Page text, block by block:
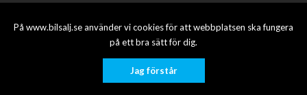
På www.bilsalj.se använder vi cookies för att webbplatsen ska fungera
på ett bra sätt för dig.
Jag förstår